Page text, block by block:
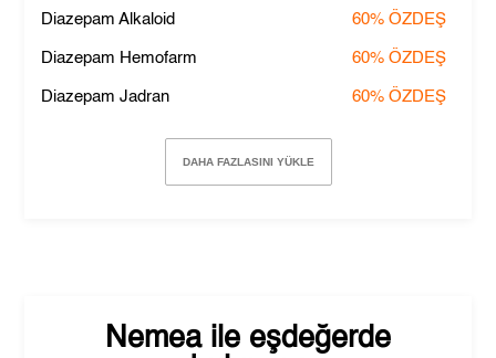
Diazepam Alkaloid 60% ÖZDEŞ
Diazepam Hemofarm 60% ÖZDEŞ
Diazepam Jadran 60% ÖZDEŞ
DAHA FAZLASINI YÜKLE
Nemeaile eşdeğerde